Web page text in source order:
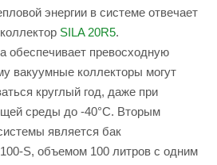
энергии в системе отвечает
SILA 20R5.
обеспечивает превосходную
вакуумные коллекторы могут
круглый год, даже при
среды до -40°С. Вторым
является бак
S, объемом 100 литров с одним